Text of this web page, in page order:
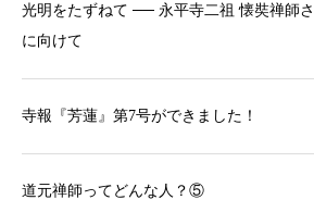
光明をたずねて ── 永平寺二祖 懐奘禅師
に向けて
寺報『芳蓮』第7号ができました！
道元禅師ってどんな人？⑤